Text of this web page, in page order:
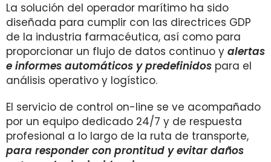
La solución del operador marítimo ha sido
diseñada para cumplir con las directrices GDP
de la industria farmacéutica, así como para
proporcionar un flujo de datos continuo y alertas
e informes automáticos y predefinidos para el
análisis operativo y logístico.
El servicio de control on-line se ve acompañado
por un equipo dedicado 24/7 y de respuesta
profesional a lo largo de la ruta de transporte,
para responder con prontitud y evitar daños